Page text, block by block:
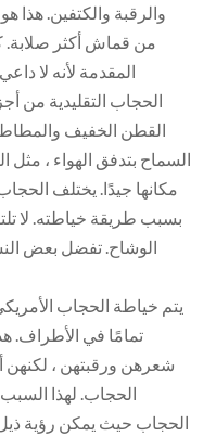
والرقبة والكتفين. هذا
من قماش أكثر صلابة.
المقدمة لأنه لا
الحجاب التقليدية من
القطن الخفيف
السماح بتدفق الهواء ، مثل
مكانها جيدًا. يختلف
بسبب طريقة خياطته. لا
الوشاح. تفضل بعض
يتم خياطة الحجاب
تمامًا في الأطراف.
شعرهن ورقبتهن ، لكنهن
الحجاب. لهذا
الحجاب حيث يمكن رؤية ذيل